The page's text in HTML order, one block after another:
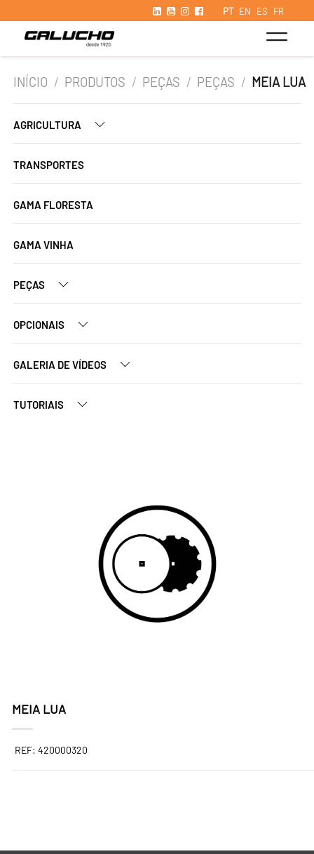
PT EN ES FR
INÍCIO / PRODUTOS / PEÇAS / PEÇAS / MEIA LUA
AGRICULTURA
TRANSPORTES
GAMA FLORESTA
GAMA VINHA
PEÇAS
OPCIONAIS
GALERIA DE VÍDEOS
TUTORIAIS
MEIA LUA
REF: 420000320